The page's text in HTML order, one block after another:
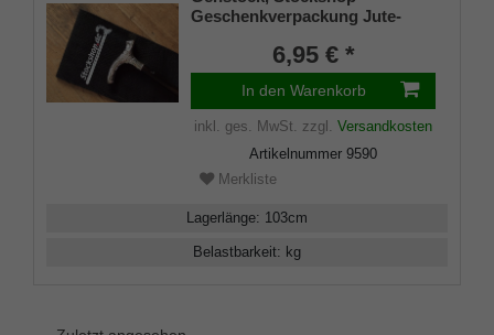
Geschenkverpackung Jute-
Klettverschluss6,95 € *
In den Warenkorb
inkl. ges. MwSt. zzgl. Versandkosten
Artikelnummer 9590
Merkliste
Lagerlänge: 103cm
Belastbarkeit: kg